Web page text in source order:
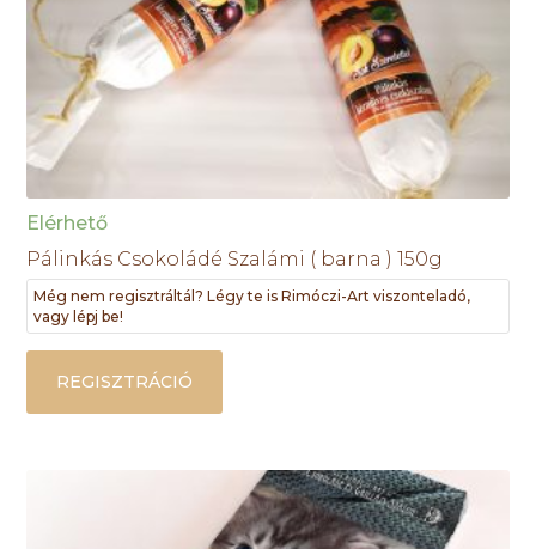
Elérhető
Pálinkás Csokoládé Szalámi ( barna ) 150g
Még nem regisztráltál? Légy te is Rimóczi-Art viszonteladó,
vagy lépj be!
REGISZTRÁCIÓ